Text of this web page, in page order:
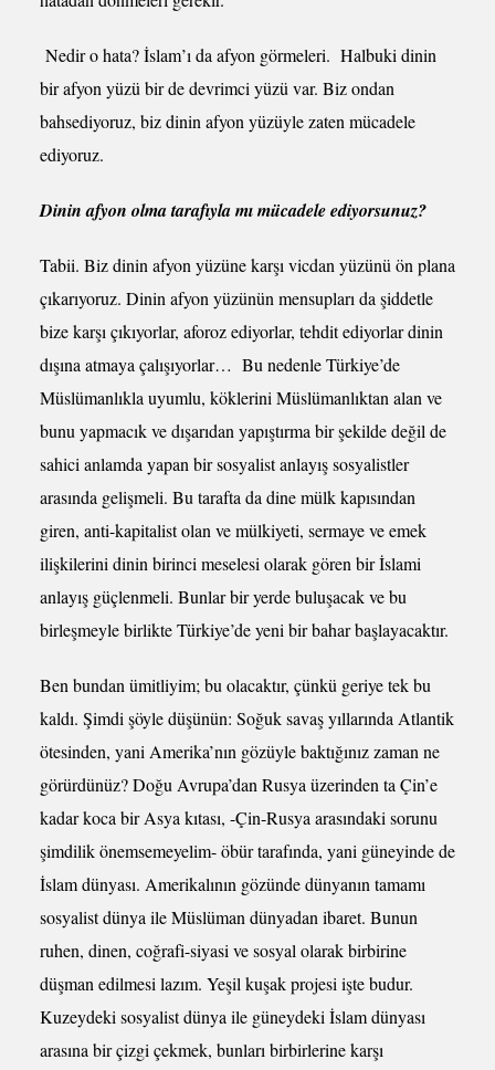
Nedir o hata? İslam’ı da afyon görmeleri. Halbuki dinin
bir afyon yüzü bir de devrimci yüzü var. Biz ondan
bahsediyoruz, biz dinin afyon yüzüyle zaten mücadele
ediyoruz.
Dinin afyon olma tarafıyla mı mücadele ediyorsunuz?
Tabii. Biz dinin afyon yüzüne karşı vicdan yüzünü ön plana
çıkarıyoruz. Dinin afyon yüzünün mensupları da şiddetle
bize karşı çıkıyorlar, aforoz ediyorlar, tehdit ediyorlar dinin
dışına atmaya çalışıyorlar… Bu nedenle Türkiye’de
Müslümanlıkla uyumlu, köklerini Müslümanlıktan alan ve
bunu yapmacık ve dışarıdan yapıştırma bir şekilde değil de
sahici anlamda yapan bir sosyalist anlayış sosyalistler
arasında gelişmeli. Bu tarafta da dine mülk kapısından
giren, anti-kapitalist olan ve mülkiyeti, sermaye ve emek
ilişkilerini dinin birinci meselesi olarak gören bir İslami
anlayış güçlenmeli. Bunlar bir yerde buluşacak ve bu
birleşmeyle birlikte Türkiye’de yeni bir bahar başlayacaktır.
Ben bundan ümitliyim; bu olacaktır, çünkü geriye tek bu
kaldı. Şimdi şöyle düşünün: Soğuk savaş yıllarında Atlantik
ötesinden, yani Amerika’nın gözüyle baktığınız zaman ne
görürdünüz? Doğu Avrupa’dan Rusya üzerinden ta Çin’e
kadar koca bir Asya kıtası, -Çin-Rusya arasındaki sorunu
şimdilik önemsemeyelim- öbür tarafında, yani güneyinde de
İslam dünyası. Amerikalının gözünde dünyanın tamamı
sosyalist dünya ile Müslüman dünyadan ibaret. Bunun
ruhen, dinen, coğrafi-siyasi ve sosyal olarak birbirine
düşman edilmesi lazım. Yeşil kuşak projesi işte budur.
Kuzeydeki sosyalist dünya ile güneydeki İslam dünyası
arasına bir çizgi çekmek, bunları birbirlerine karşı